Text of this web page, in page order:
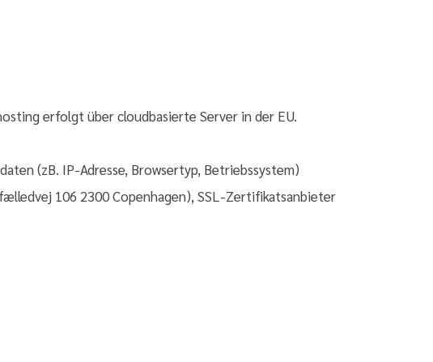
erfolgt über cloudbasierte Server in der EU.
(zB. IP-Adresse, Browsertyp, Betriebssystem)
106 2300 Copenhagen), SSL-Zertifikatsanbieter